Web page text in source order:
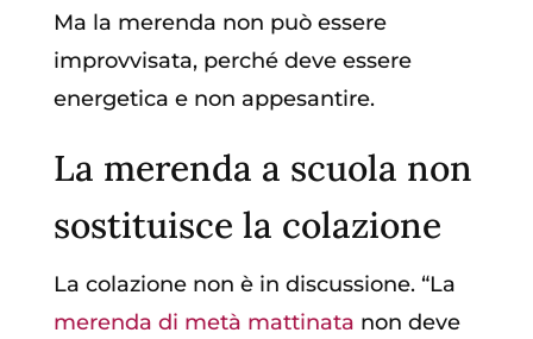
Ma la merenda non può essere
improvvisata, perché deve essere
energetica e non appesantire.
La merenda a scuola non
sostituisce la colazione
La colazione non è in discussione. “La
merenda di metà mattinata non deve